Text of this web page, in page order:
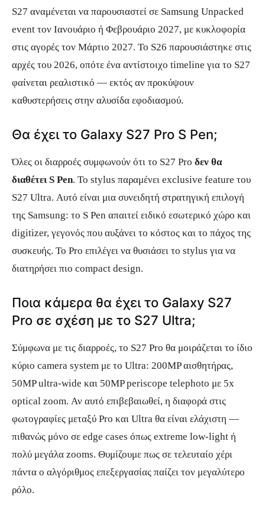
S27 αναμένεται να παρουσιαστεί σε Samsung Unpacked
event τον Ιανουάριο ή Φεβρουάριο 2027, με κυκλοφορία
στις αγορές τον Μάρτιο 2027. Το S26 παρουσιάστηκε στις
αρχές του 2026, οπότε ένα αντίστοιχο timeline για το S27
φαίνεται ρεαλιστικό — εκτός αν προκύψουν
καθυστερήσεις στην αλυσίδα εφοδιασμού.
Θα έχει το Galaxy S27 Pro S Pen;
Όλες οι διαρροές συμφωνούν ότι το S27 Pro δεν θα
διαθέτει S Pen. Το stylus παραμένει exclusive feature του
S27 Ultra. Αυτό είναι μια συνειδητή στρατηγική επιλογή
της Samsung: το S Pen απαιτεί ειδικό εσωτερικό χώρο και
digitizer, γεγονός που αυξάνει το κόστος και το πάχος της
συσκευής. Το Pro επιλέγει να θυσιάσει το stylus για να
διατηρήσει πιο compact design.
Ποια κάμερα θα έχει το Galaxy S27
Pro σε σχέση με το S27 Ultra;
Σύμφωνα με τις διαρροές, το S27 Pro θα μοιράζεται το ίδιο
κύριο camera system με το Ultra: 200MP αισθητήρας,
50MP ultra-wide και 50MP periscope telephoto με 5x
optical zoom. Αν αυτό επιβεβαιωθεί, η διαφορά στις
φωτογραφίες μεταξύ Pro και Ultra θα είναι ελάχιστη —
πιθανώς μόνο σε edge cases όπως extreme low-light ή
πολύ μεγάλα zooms. Θυμίζουμε πως σε τελευταίο χέρι
πάντα ο αλγόριθμος επεξεργασίας παίζει τον μεγαλύτερο
ρόλο.